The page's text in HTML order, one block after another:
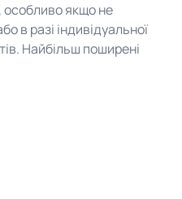
особливо якщо не
в разі індивідуальної
Найбільш поширені